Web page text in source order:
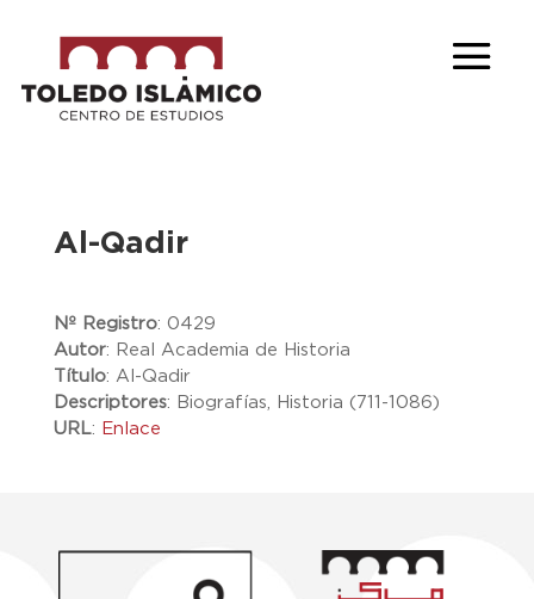
Al-Qadir
Nº Registro: 0429
Autor: Real Academia de Historia
Título: Al-Qadir
Descriptores: Biografías, Historia (711-1086)
URL: Enlace